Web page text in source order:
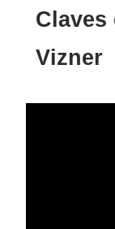
Claves
Vizner